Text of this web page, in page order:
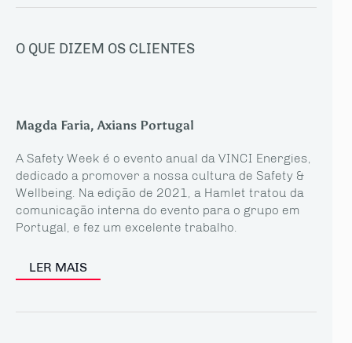
O QUE DIZEM OS CLIENTES
Magda Faria, Axians Portugal
A Safety Week é o evento anual da VINCI Energies,
dedicado a promover a nossa cultura de Safety &
Wellbeing. Na edição de 2021, a Hamlet tratou da
comunicação interna do evento para o grupo em
Portugal, e fez um excelente trabalho.
LER MAIS